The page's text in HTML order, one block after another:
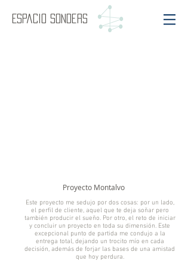
Espacio Sonders
Proyecto Montalvo
Este proyecto me sedujo por dos cosas: por un lado,
el perfil de cliente, aquel que te deja soñar pero
también producir el sueño. Por otro, el reto de iniciar
y concluir un proyecto en toda su dimensión. Este
excepcional punto de partida me condujo a la
entrega total, dejando un trocito mío en cada
decisión, además de forjar las bases de una amistad
que hoy perdura.